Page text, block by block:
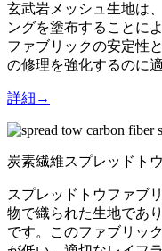
玄武岩メッシュ生地は
ングを塗布することに
ファブリックの安定性
の修理を強化するのに
詳細→
炭素繊維スプレッドト
スプレッドトウファブ
物で織られた生地であ
です。このファブリッ